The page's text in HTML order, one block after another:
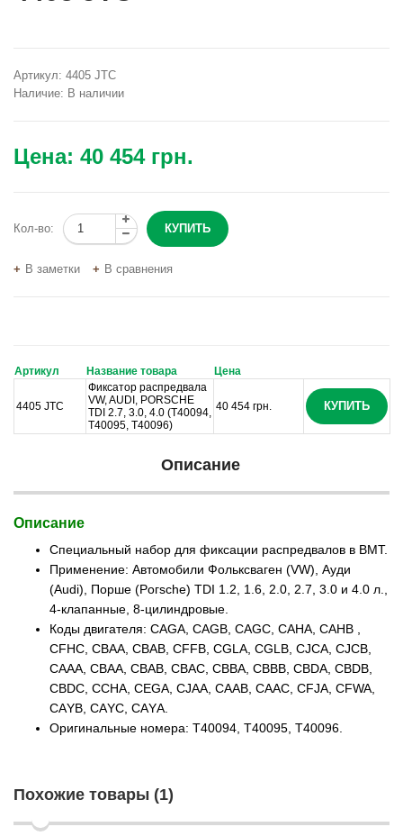
Артикул: 4405 JTC
Наличие: В наличии
Цена: 40 454 грн.
Кол-во:
В заметки В сравнения
Артикул Название товара Цена
4405 JTC
Фиксатор распредвала
VW, AUDI, PORSCHE
TDI 2.7, 3.0, 4.0 (T40094,
T40095, T40096)
40 454 грн. КУПИТЬ
Описание
Описание
Специальный набор для фиксации распредвалов в ВМТ.
Применение: Автомобили Фольксваген (VW), Ауди
(Audi), Порше (Poгsche) TDI 1.2, 1.6, 2.0, 2.7, 3.0 и 4.0 л.,
4-клапанные, 8-цилиндровые.
Коды двигателя: CAGA, CAGB, CAGC, САНА, САНВ ,
CFHC, СВАА, СВАВ, CFFB, CGLA, CGLB, CJCA, CJCB,
СААА, СВАА, СВАВ, СВАС, СВВА, СВВВ, CBDA, CBDB,
CBDC, ССНА, CEGA, CJAA, СAAВ, СAAС, CFJA, CFWA,
САYВ, САYС, САYА.
Оригинальные номера: Т40094, Т40095, Т40096.
Похожие товары (1)